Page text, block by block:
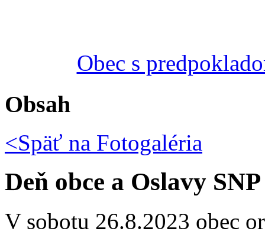
Obec s
Obsah
<Späť na Fotogaléria
Deň obce a Oslavy
V sobotu 26.8.2023 obec